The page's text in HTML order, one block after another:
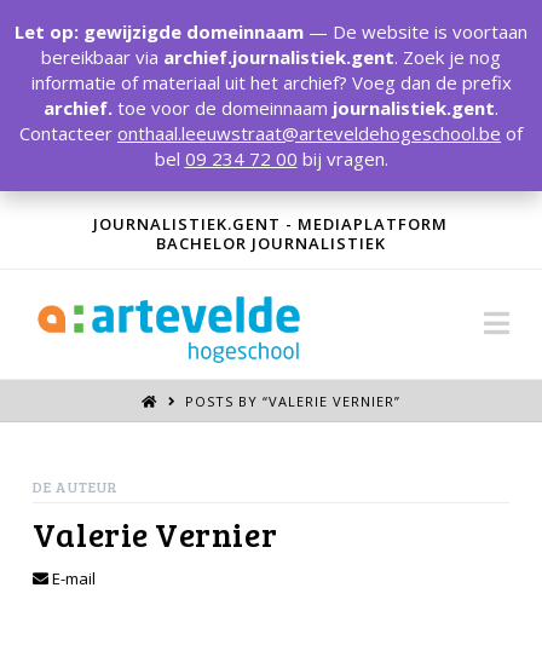
JOURNALISTIEK.GENT - MEDIAPLATFORM
BACHELOR JOURNALISTIEK
POSTS BY “VALERIE VERNIER”
DE AUTEUR
Valerie Vernier
E-mail
Let op: gewijzigde domeinnaam — De website is voortaan
bereikbaar via archief.journalistiek.gent. Zoek je nog
informatie of materiaal uit het archief? Voeg dan de prefix
archief. toe voor de domeinnaam journalistiek.gent.
Contacteer onthaal.leeuwstraat@arteveldehogeschool.be of
bel 09 234 72 00 bij vragen.